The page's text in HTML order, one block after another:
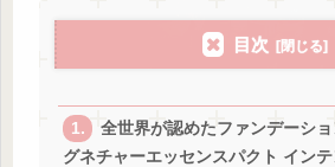
目次
全世界が認めたファンデーシ
グネチャーエッセンスパクト イン